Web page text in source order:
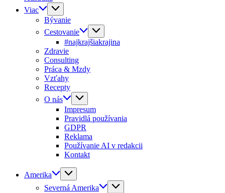
Viac
Bývanie
Cestovanie
#najkrajšiakrajina
Zdravie
Consulting
Práca & Mzdy
Vzťahy
Recepty
O nás
Impresum
Pravidlá používania
GDPR
Reklama
Používanie AI v redakcii
Kontakt
Amerika
Severná Amerika